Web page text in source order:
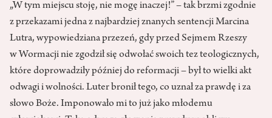
„W tym miejscu stoję, nie mogę inaczej!” – tak brzmi zgodnie
z przekazami jedna z najbardziej znanych sentencji Marcina
Lutra, wypowiedziana przezeń, gdy przed Sejmem Rzeszy
w Wormacji nie zgodził się odwołać swoich tez teologicznych,
które doprowadziły później do reformacji – był to wielki akt
odwagi i wolności. Luter bronił tego, co uznał za prawdę i za
słowo Boże. Imponowało mi to już jako młodemu